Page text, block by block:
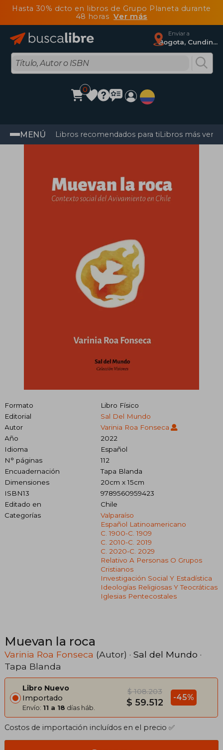
Hasta 30% dcto en libros de Grupo Planeta durante
48 horasVer más
Enviar a
Bogota, Cundinamarca
0
MENÚ Libros recomendados para tiLibros más
Formato
Libro Físico
Editorial
Sal Del Mundo
Autor
Varinia Roa Fonseca
Año
2022
Idioma
Español
N° páginas
112
Encuadernación
Tapa Blanda
Dimensiones
20cm x 15cm
ISBN13
9789560959423
Editado en
Chile
Categorías
Valparaíso
Español Latinoamericano
C. 1900-C. 1909
C. 2010-C. 2019
C. 2020-C. 2029
Relativo A Personas O Grupos
Cristianos
Investigación Social Y Estadística
Ideologías Religiosas Y Teocráticas
Iglesias Pentecostales
Muevan la roca
Varinia Roa Fonseca (Autor) · Sal del Mundo ·
Tapa Blanda
Libro Nuevo
Importado
Envío: 11 a 18 días háb.
$ 108.203
$ 59.512 -45%
Costos de importación incluídos en el precio ✅